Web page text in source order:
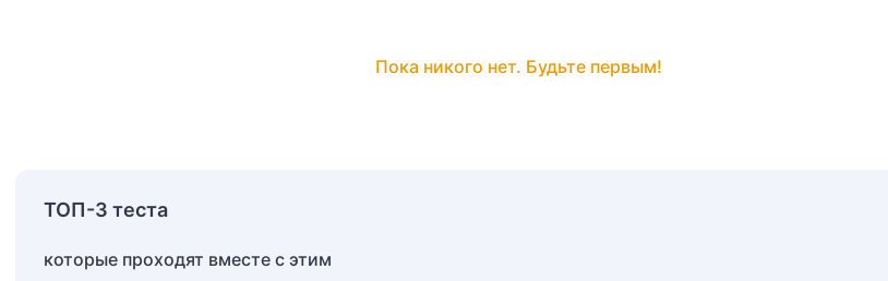
Пока никого нет. Будьте первым!
ТОП-3 теста
которые проходят вместе с этим